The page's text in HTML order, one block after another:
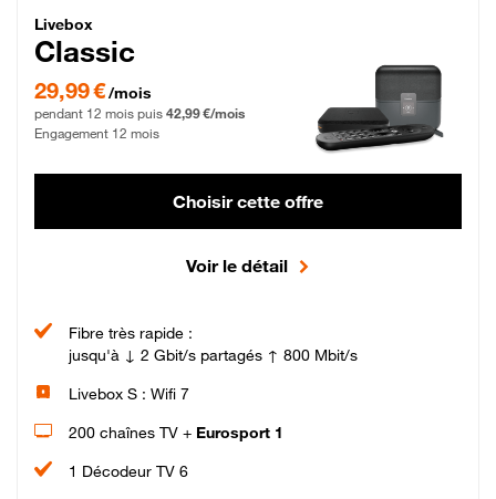
Livebox Classic Fibre
Livebox
Classic
29,99 € par mois pendant 12 mois puis 42,99 € par mois, Engagement 12 mois
29,99 €/mois
pendant 12 mois puis 42,99 €/mois
Engagement 12 mois
Choisir cette offre
Voir le détail
Fibre très rapide :
jusqu'à ↓ 2 Gbit/s partagés ↑ 800 Mbit/s
Livebox S : Wifi 7
200 chaînes TV + Eurosport 1
1 Décodeur TV 6